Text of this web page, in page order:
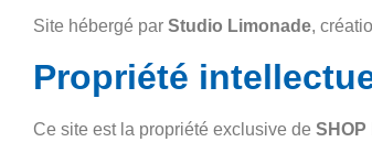
Site hébergé par Studio Limonade,
Propriété
Ce site est la propriété exclusive de SHOP